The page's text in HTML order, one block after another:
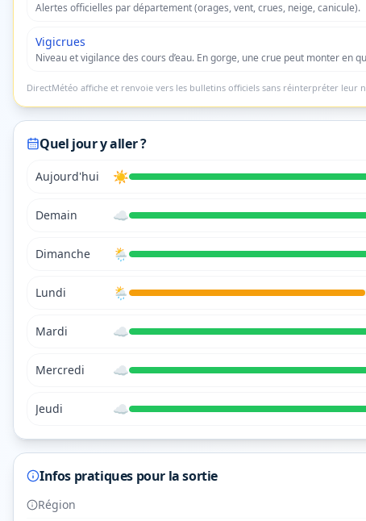
Alertes officielles par département (orages, vent, crues, neige, canicule).
Vigicrues
Niveau et vigilance des cours d’eau. En gorge, une crue peut monter en
DirectMétéo affiche et renvoie vers les bulletins officiels sans réinterpréter leur
Quel jour y aller ?
Aujourd'hui ☀️
Demain ☁️
Dimanche 🌦️
Lundi 🌦️
Mardi ☁️
Mercredi ☁️
Jeudi ☁️
Infos pratiques pour la sortie
Région